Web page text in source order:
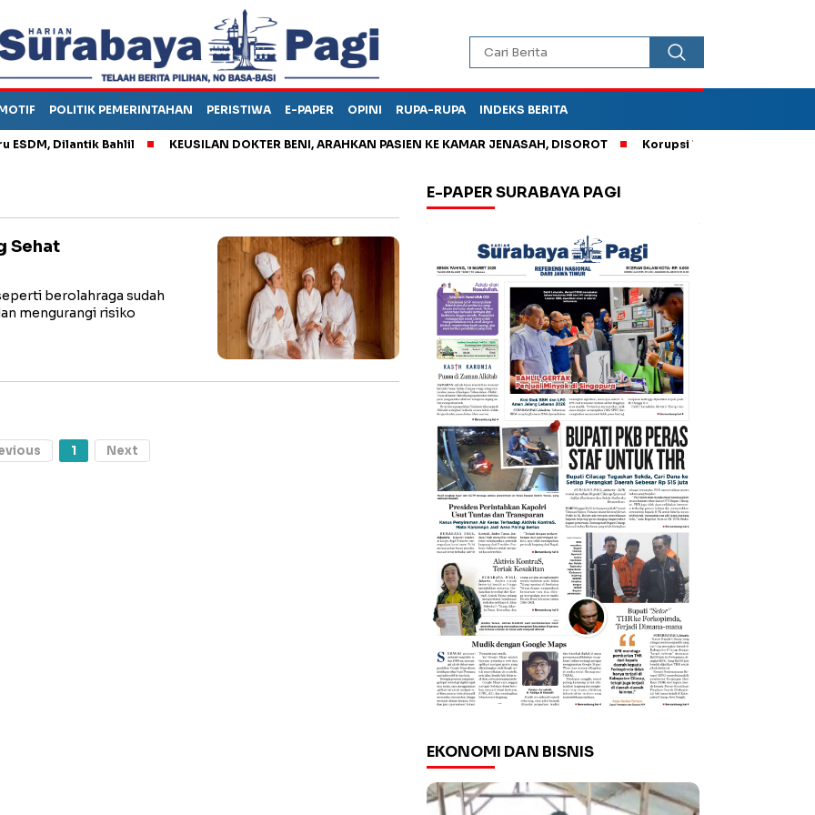
POLITIK PEMERINTAHAN PERISTIWA E-PAPER OPINI RUPA-RUPA INDEKS BERITA
Dilantik Bahlil KEUSILAN DOKTER BENI, ARAHKAN PASIEN KE KAMAR JENASAH, DISOROT Korupsi Tunjangan Perumahan
Sehat
berolahraga sudah
mengurangi risiko
1 Next
E-PAPER SURABAYA PAGI
EKONOMI DAN BISNIS